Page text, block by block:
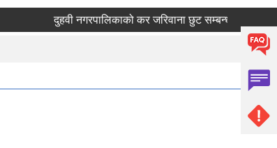
दुहवी नगरपालिकाको कर जरिवाना छुट सम्बन्धी सूचना ।